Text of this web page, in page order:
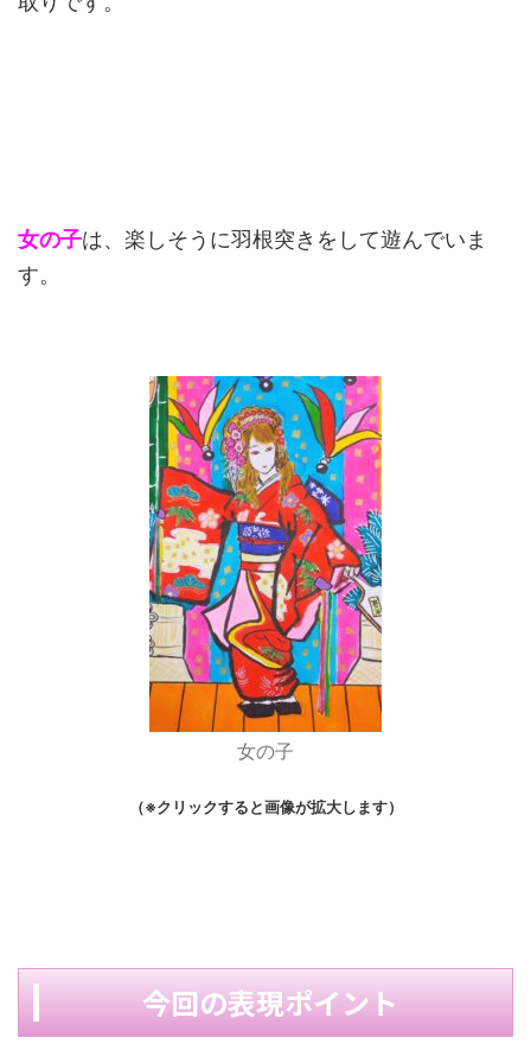
女の子は、楽しそうに羽根突きをして遊んでいま
す。
女の子
（※クリックすると画像が拡大します）
今回の表現ポイント